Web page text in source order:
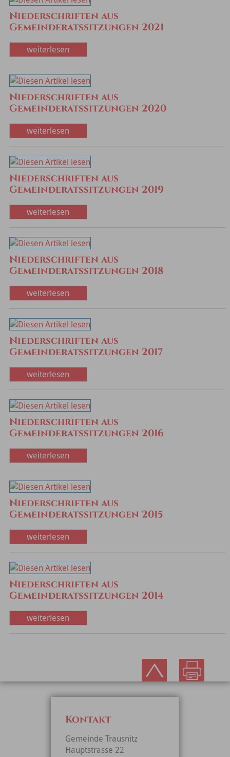
Niederschriften aus
Gemeinderatssitzungen 2021
weiterlesen
Niederschriften aus
Gemeinderatssitzungen 2020
weiterlesen
Niederschriften aus
Gemeinderatssitzungen 2019
weiterlesen
Niederschriften aus
Gemeinderatssitzungen 2018
weiterlesen
Niederschriften aus
Gemeinderatssitzungen 2017
weiterlesen
Niederschriften aus
Gemeinderatssitzungen 2016
weiterlesen
Niederschriften aus
Gemeinderatssitzungen 2015
weiterlesen
Niederschriften aus
Gemeinderatssitzungen 2014
weiterlesen
Kontakt
Gemeinde Trausnitz
Hauptstrasse 22